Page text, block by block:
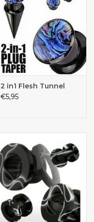
2 in1 Flesh Tunnel
€5,95